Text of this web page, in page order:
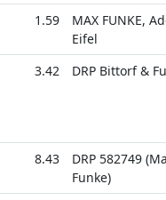
1.59
MAX FUNKE,
Eifel
3.42 DRP Bittorf &
8.43
DRP 582749
Funke)